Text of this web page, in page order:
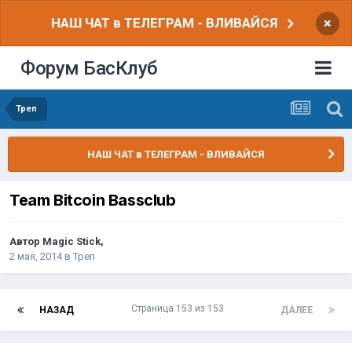
НАШ ЧАТ в ТЕЛЕГРАМ - ВЛИВАЙСЯ ×
Форум БасКлуб
Треп
НАШ ЧАТ в ТЕЛЕГРАМ - ВЛИВАЙСЯ
Team Bitcoin Bassclub
Автор Magic Stick,
2 мая, 2014в Треп
НАЗАД ДАЛЕЕ
Страница 153 из 153